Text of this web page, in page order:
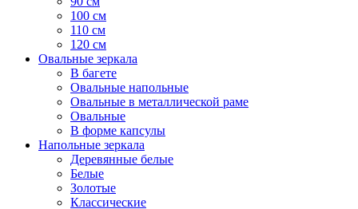
100 см
110 см
120 см
Овальные зеркала
В багете
Овальные напольные
Овальные в металлической раме
Овальные
В форме капсулы
Напольные зеркала
Деревянные белые
Белые
Золотые
Классические